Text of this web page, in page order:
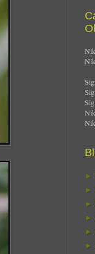
►
►
►
►
►
►